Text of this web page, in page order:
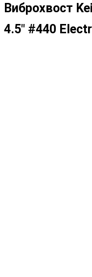
Виброхвост
4.5" #440